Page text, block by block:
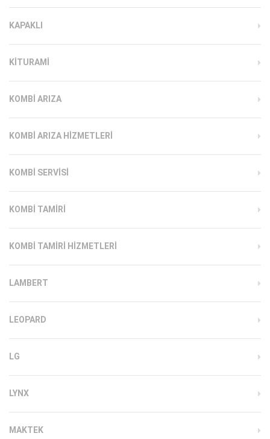
KAPAKLI
KITURAMI
KOMBI ARIZA
KOMBI ARIZA HIZMETLERI
KOMBI SERVISI
KOMBI TAMIRI
KOMBI TAMIRI HIZMETLERI
LAMBERT
LEOPARD
LG
LYNX
MAKTEK